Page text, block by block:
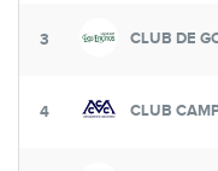
3 CLUB DE
4 CLUB